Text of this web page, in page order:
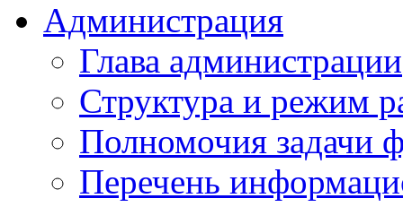
Администрация
Глава администрации
Структура и режим
Полномочия задачи
Перечень